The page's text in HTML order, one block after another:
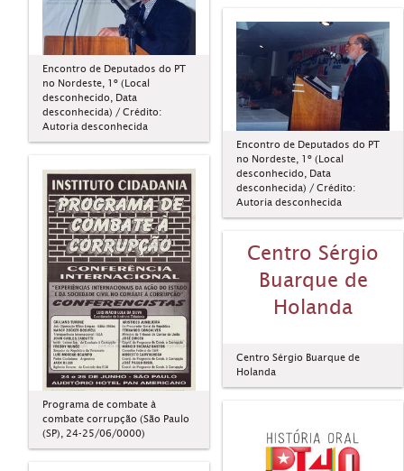
Encontro de Deputados do PT
no Nordeste, 1º (Local
desconhecido, Data
desconhecida) / Crédito:
Autoria desconhecida
Encontro de Deputados do PT
no Nordeste, 1º (Local
desconhecido, Data
desconhecida) / Crédito:
Autoria desconhecida
Programa de combate à
combate corrupção (São Paulo
(SP), 24-25/06/0000)
Centro Sérgio
Buarque de
Holanda
Centro Sérgio Buarque de
Holanda